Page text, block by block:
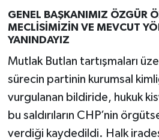
GENEL BAŞKANIMIZ ÖZGÜR
MECLİSİMİZİN VE MEVCUT
YANINDAYIZ
Mutlak Butlan tartışmaları
sürecin partinin kurumsal
vurgulanan bildiride, hukuk
bu saldırıların CHP’nin
verdiği kaydedildi. Halk